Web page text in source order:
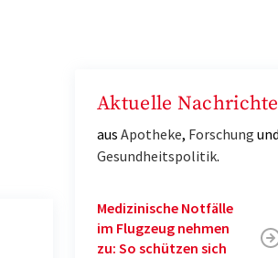
Aktuelle
aus Apotheke, Forschung und
Gesundheitspolitik.
Medizinische Notfälle
im Flugzeug nehmen
zu: So schützen sich